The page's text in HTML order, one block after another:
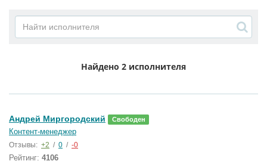
Найдено 2 исполнителя
Андрей Миргородский Свободен
Контент-менеджер
Отзывы: +2 / 0 / -0
Рейтинг: 4106